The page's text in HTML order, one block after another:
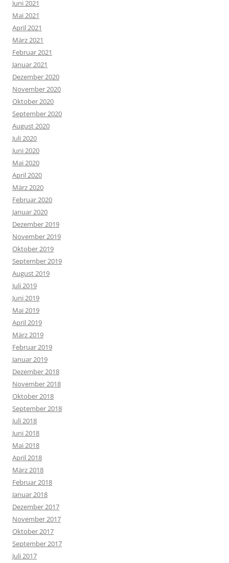
Juni 2021
Mai 2021
April 2021
März 2021
Februar 2021
Januar 2021
Dezember 2020
November 2020
Oktober 2020
September 2020
August 2020
Juli 2020
Juni 2020
Mai 2020
April 2020
März 2020
Februar 2020
Januar 2020
Dezember 2019
November 2019
Oktober 2019
September 2019
August 2019
Juli 2019
Juni 2019
Mai 2019
April 2019
März 2019
Februar 2019
Januar 2019
Dezember 2018
November 2018
Oktober 2018
September 2018
Juli 2018
Juni 2018
Mai 2018
April 2018
März 2018
Februar 2018
Januar 2018
Dezember 2017
November 2017
Oktober 2017
September 2017
Juli 2017